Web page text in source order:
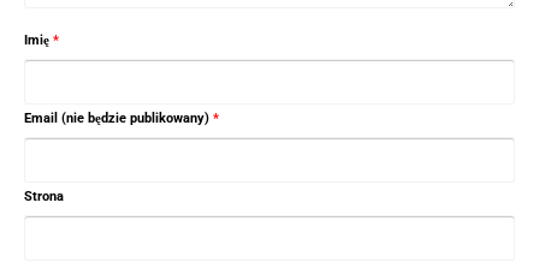
Imię *
Email (nie będzie publikowany) *
Strona